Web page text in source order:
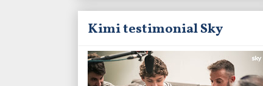
Kimi testimonial Sky